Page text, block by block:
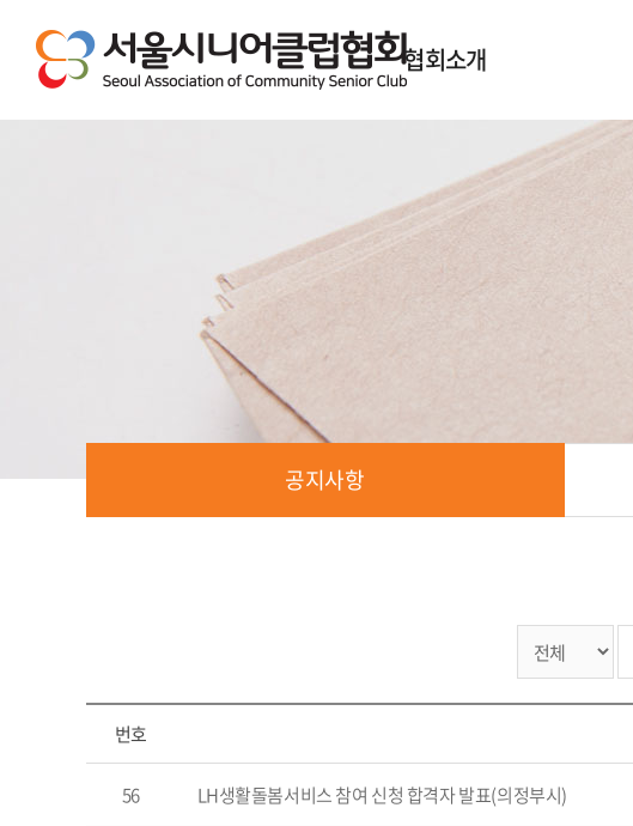
협회소개
협회소개
협회역사
공지사항
공지사항
번호
56 LH생활돌봄서비스 참여 신청 합격자 발표(의정부시)